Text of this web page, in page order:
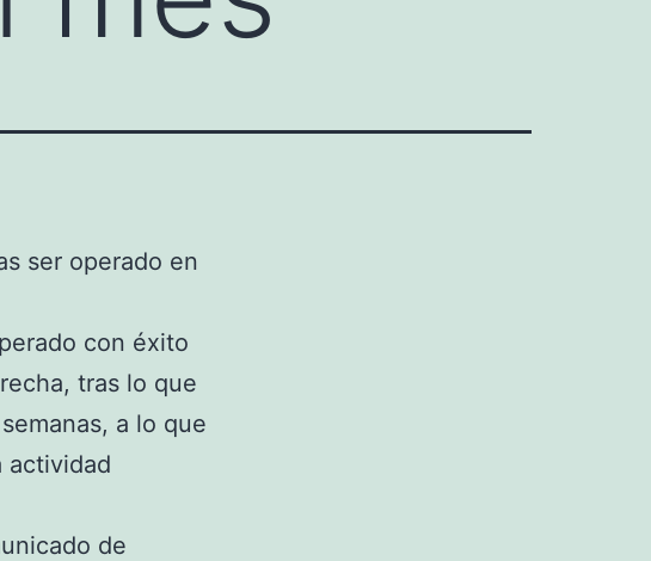
ser operado en
con éxito
tras lo que
a lo que
actividad
de